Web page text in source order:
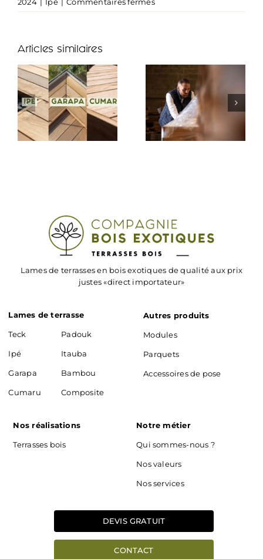
Des
signées
témoignages
de
nos
clients
Articles similaires
Lames de terrasses en bois exotiques de qualité aux prix
justes «direct importateur»
Lames de terrasse
Teck
Ipé
Garapa
Cumaru
Padouk
Itauba
Bambou
Composite
Autres produits
Modules
Parquets
Accessoires de pose
Nos réalisations
Terrasses bois
Notre métier
Qui sommes-nous ?
Nos valeurs
Nos services
DEVIS GRATUIT
CONTACT